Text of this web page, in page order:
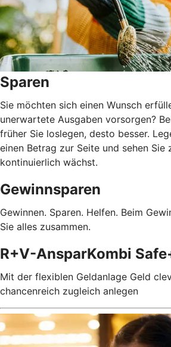
Sparen
Sie möchten sich einen Wunsch
unerwartete Ausgaben vorsorgen?
früher Sie loslegen, desto besser.
einen Betrag zur Seite und sehen Sie
kontinuierlich wächst.
Gewinnsparen
Gewinnen. Sparen. Helfen. Beim
Sie alles zusammen.
R+V-AnsparKombi
Mit der flexiblen Geldanlage Geld
chancenreich zugleich anlegen